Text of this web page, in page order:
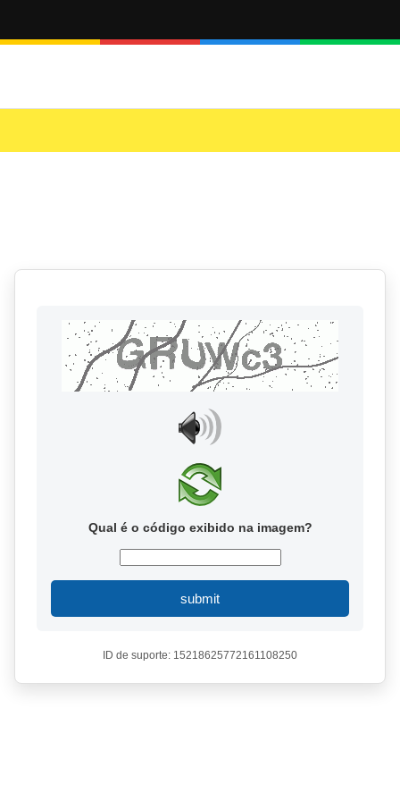
Qual é o código exibido na imagem?
submit
ID de suporte: 15218625772161108250